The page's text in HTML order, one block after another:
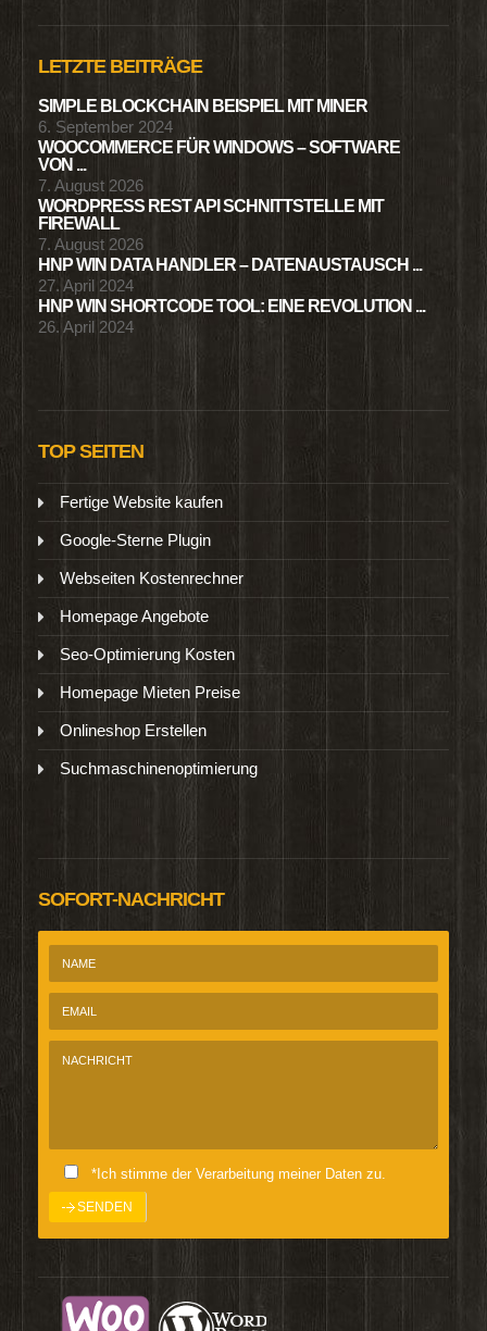
LETZTE BEITRÄGE
SIMPLE BLOCKCHAIN BEISPIEL MIT MINER
6. September 2024
WOOCOMMERCE FÜR WINDOWS – SOFTWARE
VON ...
7. August 2026
WORDPRESS REST API SCHNITTSTELLE MIT
FIREWALL
7. August 2026
HNP WIN DATA HANDLER – DATENAUSTAUSCH ...
27. April 2024
HNP WIN SHORTCODE TOOL: EINE REVOLUTION ...
26. April 2024
TOP SEITEN
Fertige Website kaufen
Google-Sterne Plugin
Webseiten Kostenrechner
Homepage Angebote
Seo-Optimierung Kosten
Homepage Mieten Preise
Onlineshop Erstellen
Suchmaschinenoptimierung
SOFORT-NACHRICHT
*Ich stimme der Verarbeitung meiner Daten zu.